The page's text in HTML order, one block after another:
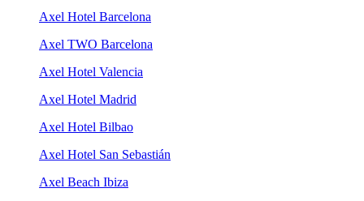
Axel Hotel Barcelona
Axel TWO Barcelona
Axel Hotel Valencia
Axel Hotel Madrid
Axel Hotel Bilbao
Axel Hotel San Sebastián
Axel Beach Ibiza